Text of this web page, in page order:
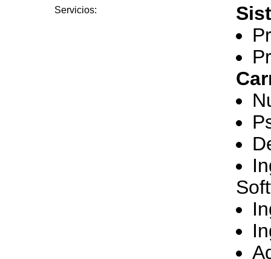
Servicios: